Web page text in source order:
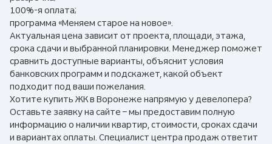
100%-я оплата;
программа «Меняем старое на новое».
Актуальная цена зависит от проекта, площади, этажа,
срока сдачи и выбранной планировки. Менеджер поможет
сравнить доступные варианты, объяснит условия
банковских программ и подскажет, какой объект
подходит под ваши пожелания.
Хотите купить ЖК в Воронеже напрямую у девелопера?
Оставьте заявку на сайте – мы предоставим полную
информацию о наличии квартир, стоимости, сроках сдачи
и вариантах оплаты. Специалист центра продаж ответит